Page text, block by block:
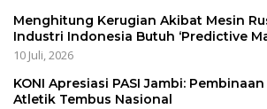
Menghitung Kerugian Akibat Mesin
Industri Indonesia Butuh ‘Predictive
10 Juli, 2026
KONI Apresiasi PASI Jambi:
Atletik Tembus Nasional